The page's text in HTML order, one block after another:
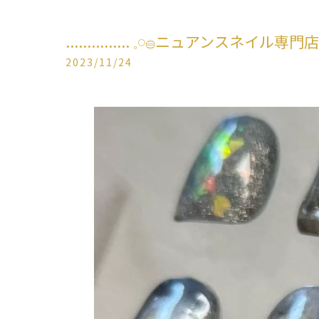
............... 𓈒𓏸𓐍ニュアンスネイル専門
2023/11/24